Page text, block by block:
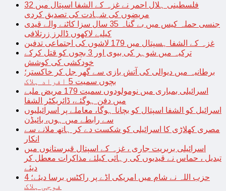
فلسطینی ہلال احمر نے غزہ کے الشفا اسپتال میں 32
مریضوں کی شہادت کی تصدیق کردی
جنسی حملہ کیس میں بے گناہ 35 سال سزا کاٹنے والے قیدی
کیلیے لاکھوں ڈالرز زرتلافی
غزہ کے الشفا ہسپتال میں 179 لاشوں کی اجتماعی تدفین
ترکیہ میں شوہر کی بیوی اور 3 بچوں کو قتل کرکے
خودکشی کی کوشش
برطانیہ میں دیوالی کی آتش بازی سے گھر جل کر خاکستر؛
بچوں سمیت 5 افراد ہلاک
اسرائیلی بمباری میں نومولودوں سمیت 179 مریض ملبے
میں دفن ہوگئے، ڈائریکٹر الشفا
اسرائیل کو الشفا اسپتال کو بچانا ہوگا، معاملے پر اسرائیلیوں
سے رابطے میں ہوں، بائیڈن
مصری کھلاڑی کا اسرائیلی کو شکست دے کر ہاتھ ملانے سے
انکار
اسرائیلی بربریت جاری ، غزہ کے اسپتال قبرستانوں میں
تبدیل ، حماس نے قیدیوں کی رہائی کیلئے مذاکرات معطل کر
دیئے
حزب اللہ نے شام میں امریکی اڈے پر راکٹس برسا دیئے؛ 4
فوجی ہلاک